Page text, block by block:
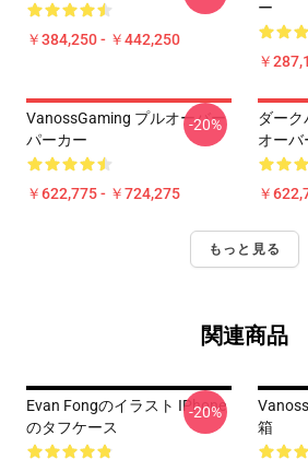
￥384,250 - ￥442,250
ー
￥
VanossGaming プルオーバー
パーカー
￥622,775 - ￥724,275
-20%
ダー
オー
￥
もっと見る
関連商品
Evan Fongのイラスト IPhone
のタフケース
-20%
箱